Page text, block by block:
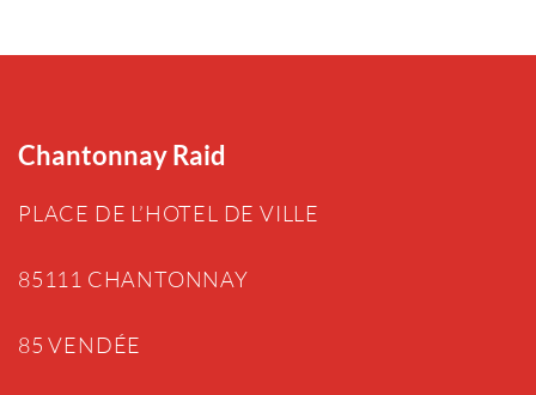
Chantonnay Raid
PLACE DE L’HOTEL DE VILLE
85111 CHANTONNAY
85 VENDÉE